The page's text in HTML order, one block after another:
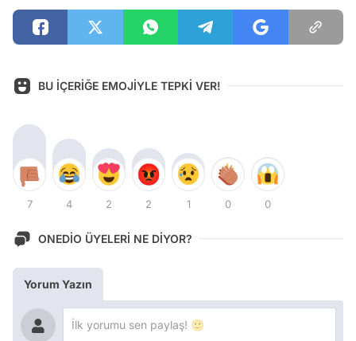
BU İÇERİĞE EMOJİYLE TEPKİ VER!
7 4 2 2 1 0 0
ONEDİO ÜYELERİ NE DİYOR?
Yorum Yazın